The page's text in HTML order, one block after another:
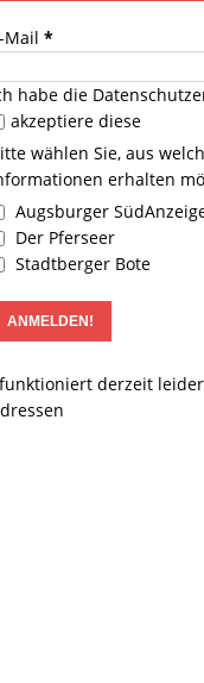
Mail *
habe die
akzeptiere diese
wählen Sie, aus
erhalten
Augsburger
Der Pferseer
Stadtberger Bote
derzeit